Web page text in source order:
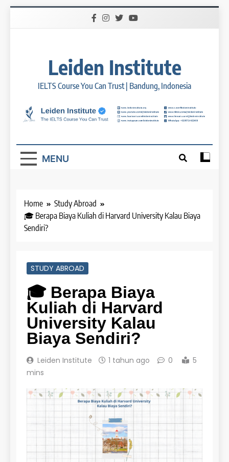
Leiden Institute
IELTS Course You Can Trust | Bandung, Indonesia
MENU
Home
Study Abroad
🎓 Berapa Biaya Kuliah di Harvard University Kalau Biaya
Sendiri?
STUDY ABROAD
🎓 Berapa Biaya
Kuliah di Harvard
University Kalau
Biaya Sendiri?
Leiden Institute 1 tahun ago 0
5
mins